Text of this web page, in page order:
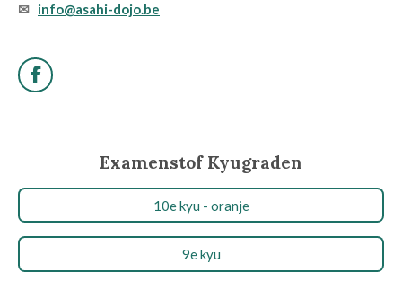
✉ info@asahi-dojo.be
F
a
k
Examenstof Kyugraden
10e kyu - oranje
9e kyu